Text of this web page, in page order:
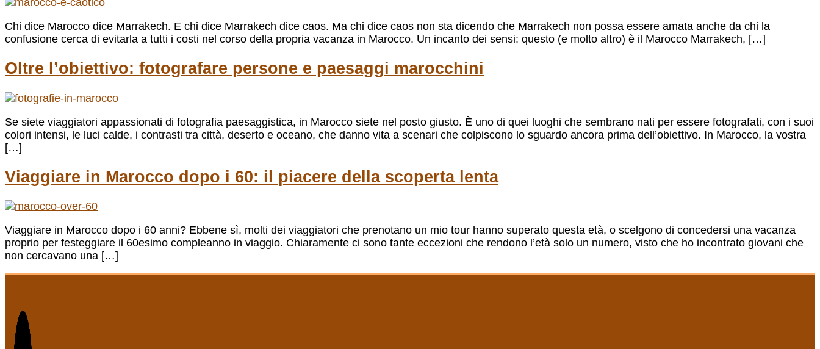
Chi dice Marocco dice Marrakech. E chi dice Marrakech dice caos. Ma chi dice caos non sta dicendo che Marrakech non possa essere amata anche da chi la
confusione cerca di evitarla a tutti i costi nel corso della propria vacanza in Marocco. Un incanto dei sensi: questo (e molto altro) è il Marocco Marrakech, […]
Oltre l’obiettivo: fotografare persone e paesaggi marocchini
Se siete viaggiatori appassionati di fotografia paesaggistica, in Marocco siete nel posto giusto. È uno di quei luoghi che sembrano nati per essere fotografati, con i suoi
colori intensi, le luci calde, i contrasti tra città, deserto e oceano, che danno vita a scenari che colpiscono lo sguardo ancora prima dell’obiettivo. In Marocco, la vostra
[…]
Viaggiare in Marocco dopo i 60: il piacere della scoperta lenta
Viaggiare in Marocco dopo i 60 anni? Ebbene sì, molti dei viaggiatori che prenotano un mio tour hanno superato questa età, o scelgono di concedersi una vacanza
proprio per festeggiare il 60esimo compleanno in viaggio. Chiaramente ci sono tante eccezioni che rendono l’età solo un numero, visto che ho incontrato giovani che
non cercavano una […]